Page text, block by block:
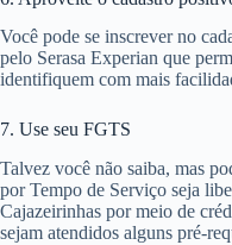
Você pode se inscrever no
pelo Serasa Experian que
identifiquem com mais
7. Use seu FGTS
Talvez você não saiba, mas
por Tempo de Serviço seja
Cajazeirinhas por meio de
sejam atendidos alguns pré-